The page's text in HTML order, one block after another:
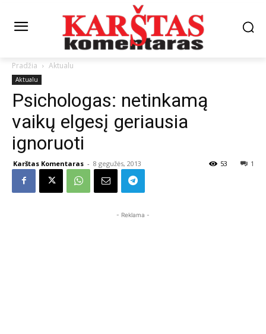
Pradžia Aktualu
Aktualu
Psichologas: netinkamą
vaikų elgesį geriausia
ignoruoti
Karštas Komentaras - 8 gegužės, 2013 1
53
- Reklama -